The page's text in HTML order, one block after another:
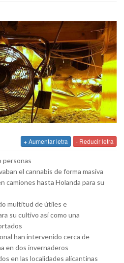
+ Aumentar letra - Reducir letra
personas
el cannabis de forma masiva
camiones hasta Holanda para su
multitud de útiles e
su cultivo así como una
han intervenido cerca de
en dos invernaderos
en las localidades alicantinas